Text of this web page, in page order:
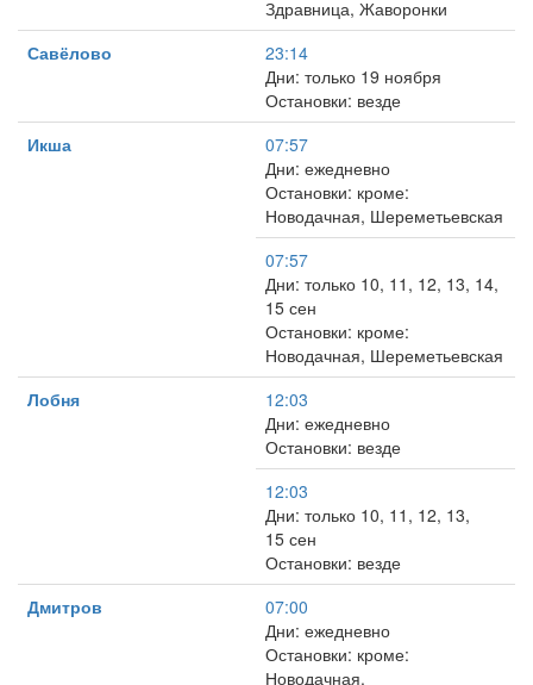
Здравница, Жаворонки
Савёлово
23:14
Дни: только 19 ноября
Остановки: везде
Икша
07:57
Дни: ежедневно
Остановки: кроме:
Новодачная, Шереметьевская
07:57
Дни: только 10, 11, 12, 13, 14,
15 сен
Остановки: кроме:
Новодачная, Шереметьевская
Лобня
12:03
Дни: ежедневно
Остановки: везде
12:03
Дни: только 10, 11, 12, 13,
15 сен
Остановки: везде
Дмитров
07:00
Дни: ежедневно
Остановки: кроме:
Новодачная,